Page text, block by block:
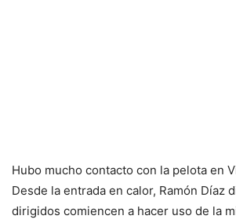
Hubo mucho contacto con la pelota en
Desde la entrada en calor, Ramón Díaz
dirigidos comiencen a hacer uso de la